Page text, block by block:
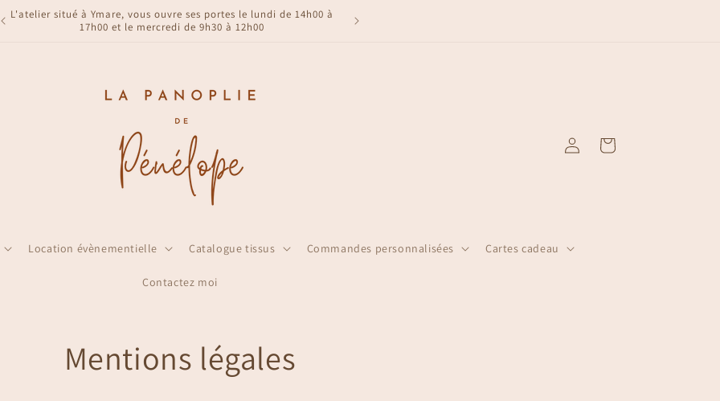
L'atelier situé à Ymare, vous ouvre ses portes le lundi de 14h00 à
17h00 et le mercredi de 9h30 à 12h00
Location évènementielle Catalogue tissus Commandes personnalisées Cartes cadeau
Contactez moi
Connexion Panier
Mentions légales